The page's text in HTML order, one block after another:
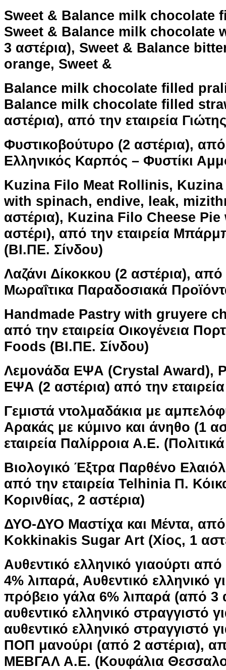
Sweet & Balance milk chocolate
Sweet & Balance milk chocolate
3 αστέρια), Sweet & Balance
orange, Sweet &
Balance milk chocolate filled
Balance milk chocolate filled
αστέρια), από την εταιρεία
Φυστικοβούτυρο (2 αστέρια), από
Ελληνικός Καρπός – Φυστίκι
Kuzina Filo Meat Rollinis,
with spinach, endive, leak,
αστέρια), Kuzina Filo Cheese
αστέρι), από την εταιρεία
(ΒΙ.ΠΕ. Σίνδου)
Λαζάνι Δίκοκκου (2 αστέρια), από
Μωραΐτικα Παραδοσιακά
Handmade Pastry with gruyere
από την εταιρεία Οικογένεια
Foods (ΒΙ.ΠΕ. Σίνδου)
Λεμονάδα ΕΨΑ (Crystal Award),
ΕΨΑ (2 αστέρια) από την
Γεμιστά ντολμαδάκια με
Αρακάς με κύμινο και άνηθο (1
εταιρεία Παλίρροια Α.Ε.
Βιολογικό Έξτρα Παρθένο
από την εταιρεία Telhinia Π.
Κορινθίας, 2 αστέρια)
ΔΥΟ-ΔΥΟ Μαστίχα και Μέντα, από
Kokkinakis Sugar Art (Χίος, 1
Αυθεντικό ελληνικό γιαούρτι από
4% λιπαρά, Αυθεντικό ελληνικό
πρόβειο γάλα 6% λιπαρά (από 3
αυθεντικό ελληνικό στραγγιστό
αυθεντικό ελληνικό στραγγιστό
ΠΟΠ μανούρι (από 2 αστέρια),
ΜΕΒΓΑΛ Α.Ε. (Κουφάλια